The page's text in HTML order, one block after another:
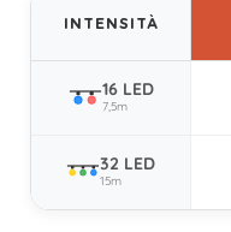
INTENSITÀ
16 LED
7,5m
32 LED
15m